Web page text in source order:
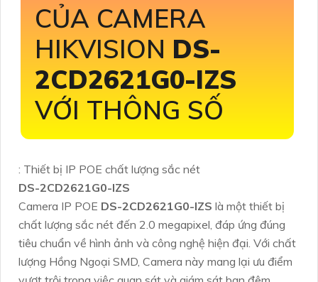
CỦA CAMERA
HIKVISION DS-
2CD2621G0-IZS
VỚI THÔNG SỐ
: Thiết bị IP POE chất lượng sắc nét
DS-2CD2621G0-IZS
Camera IP POE DS-2CD2621G0-IZS là một thiết bị
chất lượng sắc nét đến 2.0 megapixel, đáp ứng đúng
tiêu chuẩn về hình ảnh và công nghệ hiện đại. Với chất
lượng Hồng Ngoại SMD, Camera này mang lại ưu điểm